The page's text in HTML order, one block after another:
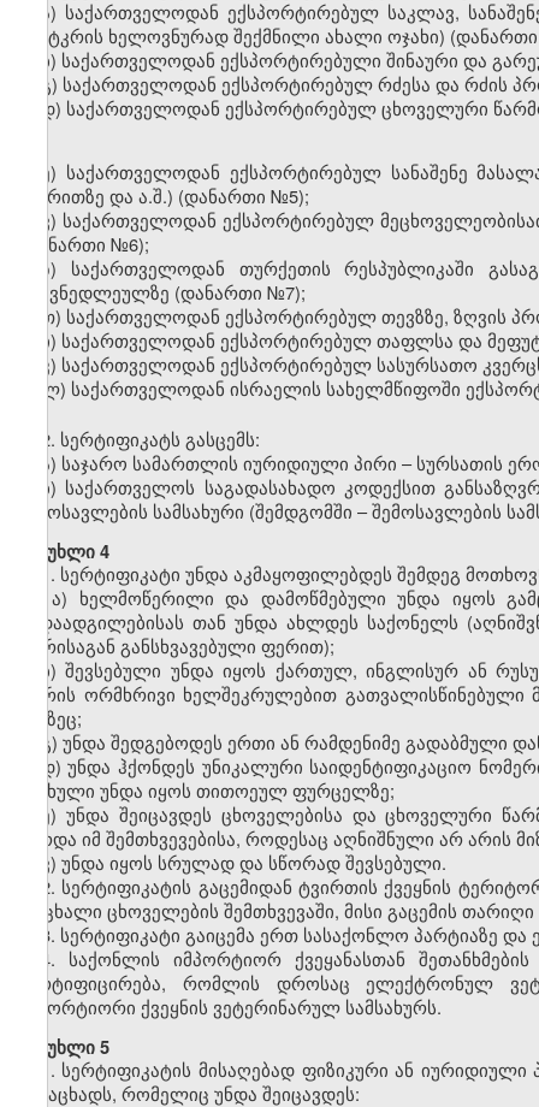
ა) საქართველოდან ექსპორტირებულ საკლავ,
(ფუტკრის ხელოვნურად შექმნილი ახალი ოჯახი)
ბ) საქართველოდან ექსპორტირებული შინაური და
გ) საქართველოდან ექსპორტირებულ რძესა და რძის
დ) საქართველოდან ექსპორტირებულ ცხოველური
ე) საქართველოდან ექსპორტირებულ სანაშენე
ქვირითზე და ა.შ.) (დანართი №5);
ვ) საქართველოდან ექსპორტირებულ
(დანართი №6);
ზ) საქართველოდან თურქეთის რესპუბლიკაში
ტყავნედლეულზე (დანართი №7);
თ) საქართველოდან ექსპორტირებულ თევზზე, ზღვის
ი) საქართველოდან ექსპორტირებულ თაფლსა და
კ) საქართველოდან ექსპორტირებულ სასურსათო
ლ) საქართველოდან ისრაელის სახელმწიფოში
2. სერტიფიკატს გასცემს:
ა) საჯარო სამართლის იურიდიული პირი – სურსათის
ბ) საქართველოს საგადასახადო კოდექსით
შემოსავლების სამსახური (შემდგომში – შემოსავლების
მუხლი 4
1. სერტიფიკატი უნდა აკმაყოფილებდეს შემდეგ
ა) ხელმოწერილი და დამოწმებული უნდა იყოს
გადაადგილებისას თან უნდა ახლდეს საქონელს
ფერისაგან განსხვავებული ფერით);
ბ) შევსებული უნდა იყოს ქართულ, ინგლისურ ან
შორის ორმხრივი ხელშეკრულებით გათვალისწინებული
ენაზეც;
გ) უნდა შედგებოდეს ერთი ან რამდენიმე გადაბმული
დ) უნდა ჰქონდეს უნიკალური საიდენტიფიკაციო
ასახული უნდა იყოს თითოეულ ფურცელზე;
ე) უნდა შეიცავდეს ცხოველებისა და ცხოველური
გარდა იმ შემთხვევებისა, როდესაც აღნიშნული არ
ვ) უნდა იყოს სრულად და სწორად შევსებული.
2. სერტიფიკატის გაცემიდან ტვირთის ქვეყნის
ცოცხალი ცხოველების შემთხვევაში, მისი გაცემის
3. სერტიფიკატი გაიცემა ერთ სასაქონლო პარტიაზე და
4. საქონლის იმპორტიორ ქვეყანასთან
სერტიფიცირება, რომლის დროსაც ელექტრონულ
იმპორტიორი ქვეყნის ვეტერინარულ სამსახურს.
მუხლი 5
1. სერტიფიკატის მისაღებად ფიზიკური ან
განაცხადს, რომელიც უნდა შეიცავდეს: